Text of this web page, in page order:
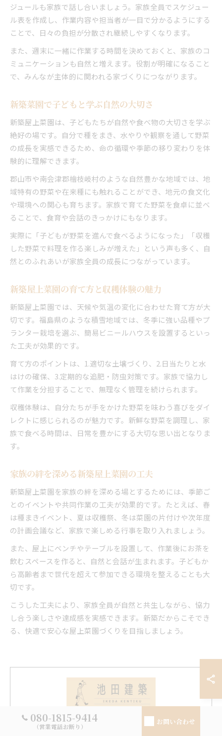
ジュールも家族で話し合いましょう。家族全員でスケジュー
ル表を作成し、作業内容や担当者が一目で分かるようにする
ことで、日々の負担が分散され継続しやすくなります。
また、週末に一緒に作業する時間を決めておくと、家族のコ
ミュニケーションも自然と増えます。役割が明確になること
で、みんなが主体的に関われる家づくりにつながります。
新築菜園で子どもと学ぶ自然の大切さ
新築屋上菜園は、子どもたちが自然や食べ物の大切さを学ぶ
絶好の場です。自分で種をまき、水やりや観察を通して野菜
の成長を実感できるため、命の循環や季節の移り変わりを体
験的に理解できます。
郡山市や南会津郡檜枝岐村のような自然豊かな地域では、地
域特有の野菜や在来種にも触れることができ、地元の食文化
や環境への関心も育ちます。家族で育てた野菜を食卓に並べ
ることで、食育や会話のきっかけにもなります。
実際に「子どもが野菜を進んで食べるようになった」「収穫
した野菜で料理を作る楽しみが増えた」という声も多く、自
然とのふれあいが家族全員の成長につながっています。
新築屋上菜園の育て方と収穫体験の魅力
新築屋上菜園では、天候や気温の変化に合わせた育て方が大
切です。福島県のような積雪地域では、冬季に強い品種やプ
ランター栽培を選ぶ、簡易ビニールハウスを設置するといっ
た工夫が効果的です。
育て方のポイントは、1.適切な土壌づくり、2.日当たりと水
はけの確保、3.定期的な追肥・防虫対策です。家族で協力し
て作業を分担することで、無理なく管理を続けられます。
収穫体験は、自分たちが手をかけた野菜を味わう喜びをダイ
レクトに感じられるのが魅力です。新鮮な野菜を調理し、家
族で食べる時間は、日常を豊かにする大切な思い出となりま
す。
家族の絆を深める新築屋上菜園の工夫
新築屋上菜園を家族の絆を深める場とするためには、季節ご
とのイベントや共同作業の工夫が効果的です。たとえば、春
は種まきイベント、夏は収穫祭、冬は菜園の片付けや次年度
の計画会議など、家族で楽しめる行事を取り入れましょう。
また、屋上にベンチやテーブルを設置して、作業後にお茶を
飲むスペースを作ると、自然と会話が生まれます。子どもか
ら高齢者まで世代を超えて参加できる環境を整えることも大
切です。
こうした工夫により、家族全員が自然と共生しながら、協力
し合う楽しさや達成感を実感できます。新築だからこそでき
る、快適で安心な屋上菜園づくりを目指しましょう。
敷地やご家族の構成、ご要望に合わせた新築工事に対応し、将
080-1815-9414
（営業電話お断り）
お問い合わせ